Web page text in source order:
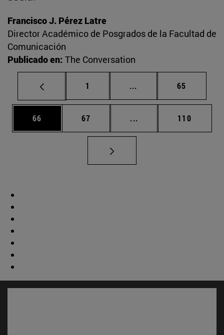
Francisco J. Pérez Latre
Director Académico de Posgrados de la Facultad de
Comunicación
Publicado en: The Conversation
Página
1 ... Páginas intermedias
Página
65
Página
66 Página
67 ... Páginas intermedias
Página
110